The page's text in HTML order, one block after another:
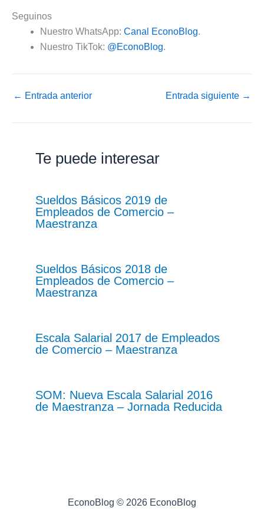
Seguinos
Nuestro WhatsApp: Canal EconoBlog.
Nuestro TikTok: @EconoBlog.
← Entrada anterior Entrada siguiente →
Te puede interesar
Sueldos Básicos 2019 de
Empleados de Comercio –
Maestranza
Sueldos Básicos 2018 de
Empleados de Comercio –
Maestranza
Escala Salarial 2017 de Empleados
de Comercio – Maestranza
SOM: Nueva Escala Salarial 2016
de Maestranza – Jornada Reducida
EconoBlog © 2026 EconoBlog